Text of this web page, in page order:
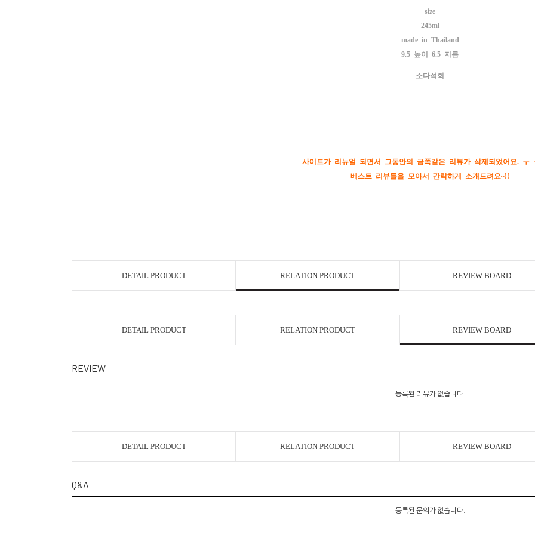
size
245ml
made in Thailand
9.5 높이 6.5 지름
소다석회
사이트가 리뉴얼 되면서 그동안의 금쪽같은 리뷰가 삭제되었어요. ㅜ_
베스트 리뷰들을 모아서 간략하게 소개드려요~!!
DETAIL PRODUCT RELATION PRODUCT REVIEW BOARD
DETAIL PRODUCT RELATION PRODUCT REVIEW BOARD
REVIEW
등록된 리뷰가 없습니다.
DETAIL PRODUCT RELATION PRODUCT REVIEW BOARD
Q&A
등록된 문의가 없습니다.